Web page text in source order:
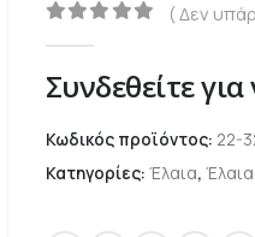
( Δεν
Συνδεθείτε για
Κωδικός προϊόντος: 22-
Κατηγορίες: Έλαια,